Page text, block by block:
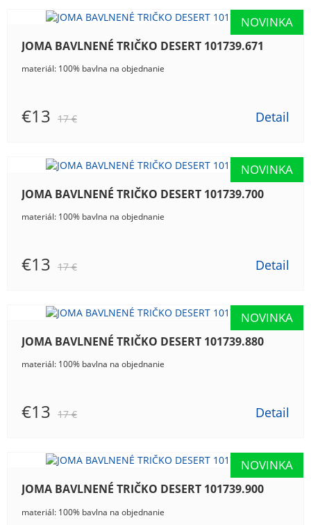
JOMA BAVLNENÉ TRIČKO DESERT 101739.671
materiál: 100% bavlna na objednanie
€13 17 € Detail
JOMA BAVLNENÉ TRIČKO DESERT 101739.700
materiál: 100% bavlna na objednanie
€13 17 € Detail
JOMA BAVLNENÉ TRIČKO DESERT 101739.880
materiál: 100% bavlna na objednanie
€13 17 € Detail
JOMA BAVLNENÉ TRIČKO DESERT 101739.900
materiál: 100% bavlna na objednanie